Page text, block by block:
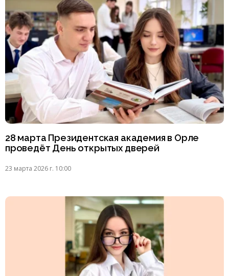
28 марта Президентская академия в Орле
проведёт День открытых дверей
23 марта 2026 г. 10:00